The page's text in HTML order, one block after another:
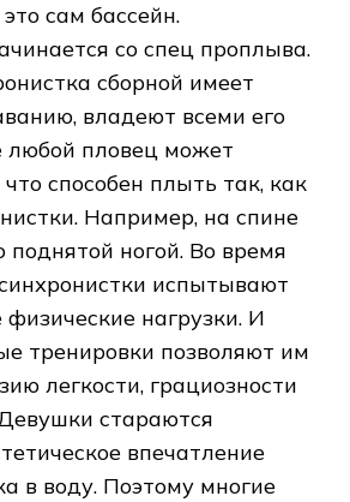
сам бассейн.
со спец проплыва.
сборной имеет
владеют всеми его
любой пловец может
что способен плыть так, как
Например, на спине
поднятой ногой. Во время
испытывают
физические нагрузки. И
тренировки позволяют им
легкости, грациозности
стараются
впечатление
в воду. Поэтому многие